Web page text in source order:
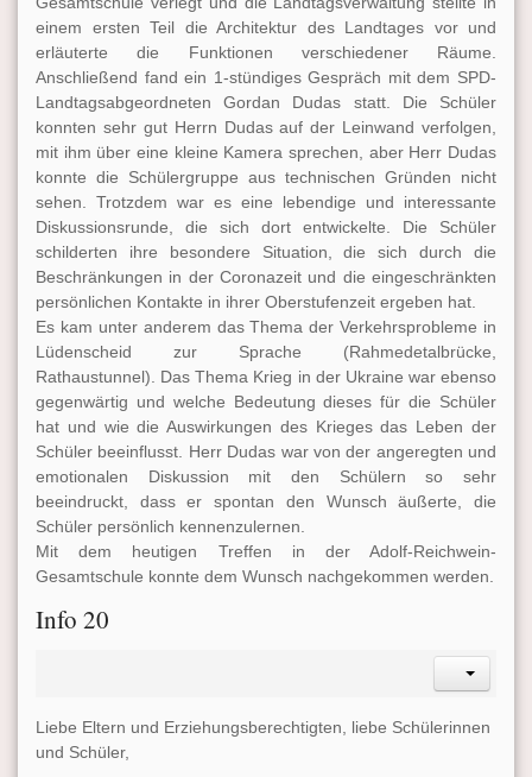
einem ersten Teil die Architektur des Landtages vor und
erläuterte die Funktionen verschiedener Räume.
Anschließend fand ein 1-stündiges Gespräch mit dem SPD-
Landtagsabgeordneten Gordan Dudas statt. Die Schüler
konnten sehr gut Herrn Dudas auf der Leinwand verfolgen,
mit ihm über eine kleine Kamera sprechen, aber Herr Dudas
konnte die Schülergruppe aus technischen Gründen nicht
sehen. Trotzdem war es eine lebendige und interessante
Diskussionsrunde, die sich dort entwickelte. Die Schüler
schilderten ihre besondere Situation, die sich durch die
Beschränkungen in der Coronazeit und die eingeschränkten
persönlichen Kontakte in ihrer Oberstufenzeit ergeben hat.
Es kam unter anderem das Thema der Verkehrsprobleme in
Lüdenscheid zur Sprache (Rahmedetalbrücke,
Rathaustunnel). Das Thema Krieg in der Ukraine war ebenso
gegenwärtig und welche Bedeutung dieses für die Schüler
hat und wie die Auswirkungen des Krieges das Leben der
Schüler beeinflusst. Herr Dudas war von der angeregten und
emotionalen Diskussion mit den Schülern so sehr
beeindruckt, dass er spontan den Wunsch äußerte, die
Schüler persönlich kennenzulernen.
Mit dem heutigen Treffen in der Adolf-Reichwein-
Gesamtschule konnte dem Wunsch nachgekommen werden.
Info 20
Liebe Eltern und Erziehungsberechtigten, liebe Schülerinnen
und Schüler,